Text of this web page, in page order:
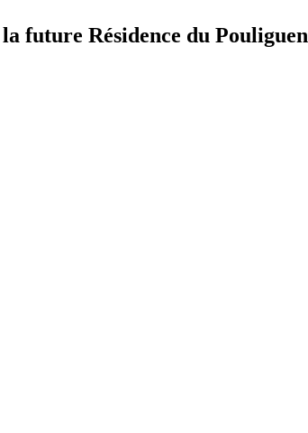
future Résidence du Pouliguen